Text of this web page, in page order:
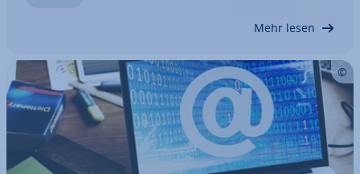
Mehr lesen